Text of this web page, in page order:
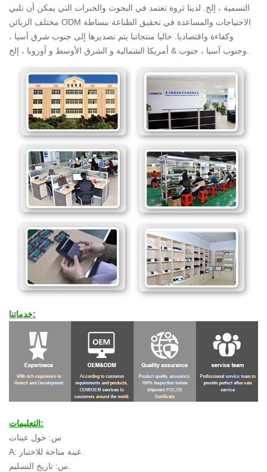
التسمية ، إلخ. لدينا ثروة تعتمد في البحوث والخبرات التي يمكن أن تلبي
مختلف الزبائن ODM الاحتياجات والمساعدة في تحقيق الطباعة ببساطة
وكفاءة واقتصاديا. حاليا منتجاتنا يتم تصديرها إلى جنوب شرق آسيا ،
خدماتنا:
التعليمات:
س: حول عينات